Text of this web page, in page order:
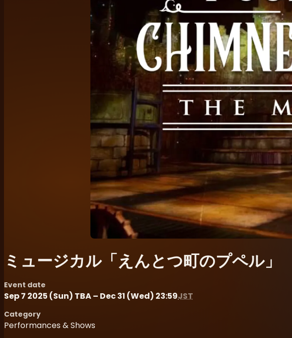
ミュージカル「えんとつ町のプペル」
Event date
Sep 7 2025 (Sun) TBA – Dec 31 (Wed) 23:59JST
Category
Performances & Shows